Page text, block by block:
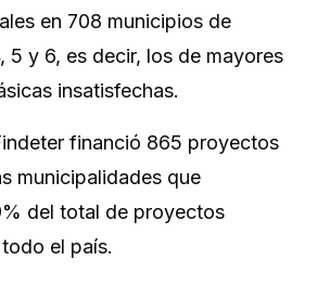
en 708 municipios de
5 y 6, es decir, los de mayores
insatisfechas.​​​​
financió 865 proyectos
municipalidades que
del total de proyectos
el país.